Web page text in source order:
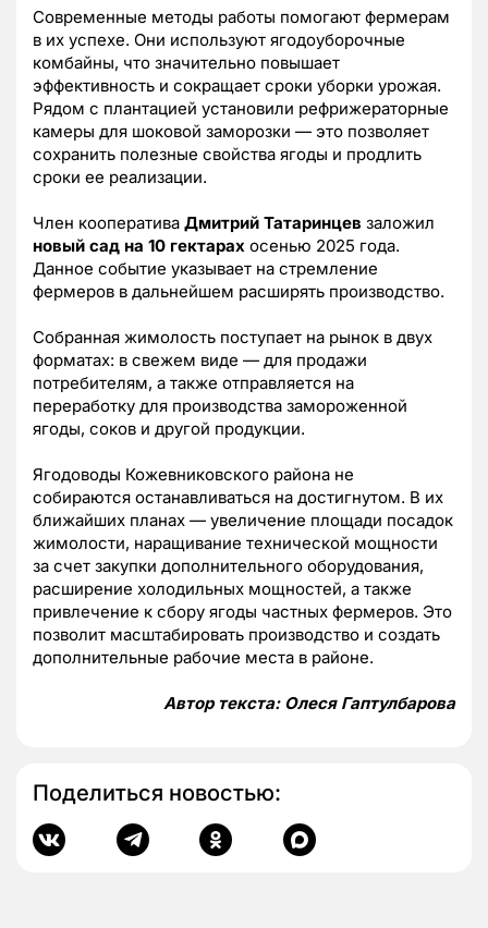
Современные методы работы помогают фермерам
в их успехе. Они используют ягодоуборочные
комбайны, что значительно повышает
эффективность и сокращает сроки уборки урожая.
Рядом с плантацией установили рефрижераторные
камеры для шоковой заморозки — это позволяет
сохранить полезные свойства ягоды и продлить
сроки ее реализации.
Член кооператива Дмитрий Татаринцев заложил
новый сад на 10 гектарах осенью 2025 года.
Данное событие указывает на стремление
фермеров в дальнейшем расширять производство.
Собранная жимолость поступает на рынок в двух
форматах: в свежем виде — для продажи
потребителям, а также отправляется на
переработку для производства замороженной
ягоды, соков и другой продукции.
Ягодоводы Кожевниковского района не
собираются останавливаться на достигнутом. В их
ближайших планах — увеличение площади посадок
жимолости, наращивание технической мощности
за счет закупки дополнительного оборудования,
расширение холодильных мощностей, а также
привлечение к сбору ягоды частных фермеров. Это
позволит масштабировать производство и создать
дополнительные рабочие места в районе.
Автор текста: Олеся Гаптулбарова
Поделиться новостью: